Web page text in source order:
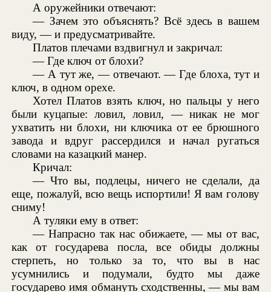
А оружейники отвечают:
— Зачем это объяснять? Всё здесь в вашем
виду, — и предусматривайте.
Платов плечами вздвигнул и закричал:
— Где ключ от блохи?
— А тут же, — отвечают. — Где блоха, тут и
ключ, в одном орехе.
Хотел Платов взять ключ, но пальцы у него
были куцапые: ловил, ловил, — никак не мог
ухватить ни блохи, ни ключика от ее брюшного
завода и вдруг рассердился и начал ругаться
словами на казацкий манер.
Кричал:
— Что вы, подлецы, ничего не сделали, да
еще, пожалуй, всю вещь испортили! Я вам голову
сниму!
А туляки ему в ответ:
— Напрасно так нас обижаете, — мы от вас,
как от государева посла, все обиды должны
стерпеть, но только за то, что вы в нас
усумнились и подумали, будто мы даже
государево имя обмануть сходственны, — мы вам